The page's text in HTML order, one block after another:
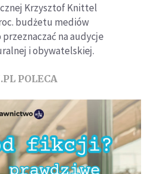
Krzysztof Knittel
budżetu mediów
na audycje
i obywatelskiej.
POLECA